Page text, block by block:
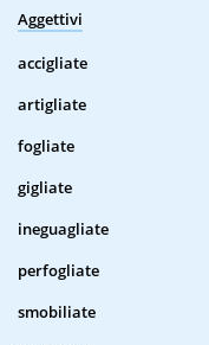
Aggettivi
accigliate
artigliate
fogliate
gigliate
ineguagliate
perfogliate
smobiliate